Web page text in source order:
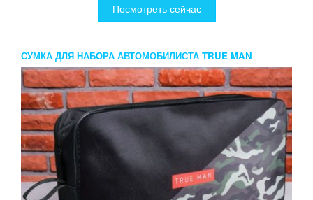
Посмотреть сейчас
СУМКА ДЛЯ НАБОРА АВТОМОБИЛИСТА TRUE MAN